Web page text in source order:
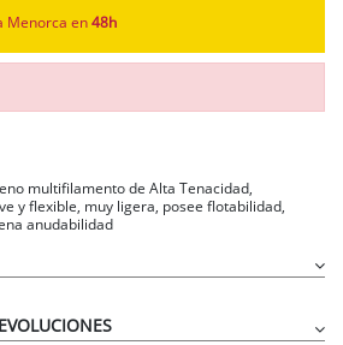
Menorca en 48h
multifilamento de Alta Tenacidad,
y flexible, muy ligera, posee flotabilidad,
anudabilidad